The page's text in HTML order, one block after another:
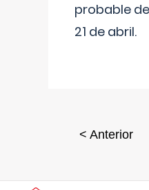
probable
21 de abril.
< Anterior